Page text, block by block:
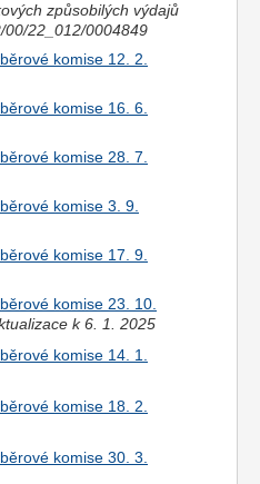
způsobilých výdajů
22_012/0004849
komise 12. 2.
komise 16. 6.
komise 28. 7.
komise 3. 9.
komise 17. 9.
komise 23. 10.
k 6. 1. 2025
komise 14. 1.
komise 18. 2.
komise 30. 3.